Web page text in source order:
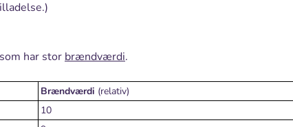
har stor brændværdi.
Brændværdi (relativ)
10